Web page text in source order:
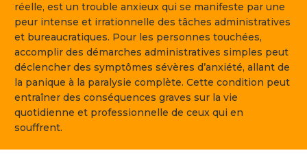
réelle, est un trouble anxieux qui se manifeste par une
peur intense et irrationnelle des tâches administratives
et bureaucratiques. Pour les personnes touchées,
accomplir des démarches administratives simples peut
déclencher des symptômes sévères d’anxiété, allant de
la panique à la paralysie complète. Cette condition peut
entraîner des conséquences graves sur la vie
quotidienne et professionnelle de ceux qui en
souffrent.